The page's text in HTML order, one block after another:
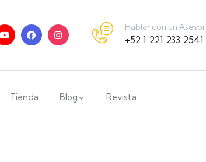
Hablar con un Asesor
+52 1 221 233 2541
Tienda Blog Revista